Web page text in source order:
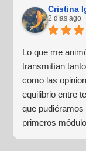
cercano. Haré
alguna.
Cristina
2 días ago
Lo que me
transmitían
como las
equilibrio entre
que
primeros